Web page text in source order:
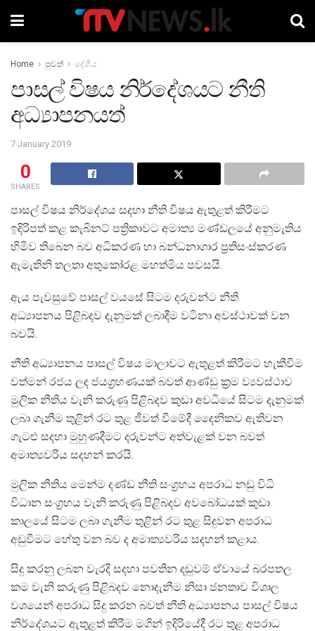
Home පුවත් දේශීය
පාසල් විෂය නිර්දේශයට නීති
අධ්‍යාපනයත්
7 January 2019
0
SHARES
පාසල් විෂය නිර්දේශය සදහා නීති විෂය ඇතුළත් කිරීමට
ඉදිරිපත් කළ කැබිනට් පත්‍රිකාවට අමාත්‍ය මණ්ඩලයේ අනුමැතිය
හිමිව තිබෙන බව අධිකරණ හා බන්ධනාගාර ප්‍රතිසංස්කරණ
ඇමැතිනි තලතා අතුකෝරළ මහත්මිය පවසයි.
ඇය පැවසුවේ පාසල් වයසේ සිටම දරුවන්ට නීති
අධ්‍යාපනය පිළිබදව දැනුමක් ලබාදීම වටිනා අවස්ථාවක් වන
බවයි.
නීති අධ්‍යාපනය පාසල් විෂය මාලාවට ඇතුළත් කිරීමට හැකීවීම
වත්මන් රජය ලද ජයග්‍රහණයක් බවත් ආණ්ඩු ක්‍රම ව්‍යවස්ථාව
මුලික නීතිය වැනි කරුණු පිළිබදව කුඩා අවධියේ සිටම දැනුමක්
ලබා ගැනීම තුළින් රට තුළ ජීවත් වීමේදී දෛනිකව ඇතිවන
ගැටළු සදහා මුහුණදීමට දරුවන්ට අත්වැළක් වන බවත්
අමාත්‍යවරිය සදහන් කරයි.
මුලික නීතිය මෙන්ම දණ්ඩ නීති සංග්‍රහය අපරාධ නඩු විධි
විධාන සංග්‍රහය වැනි කරුණු පිළිබදව අවබෝධයක් කුඩා
කාලයේ සිටම ලබා ගැනීම තුළින් රට තුළ සිදුවන අපරාධ
අඩුවීමට හේතු වන බව ද අමාත්‍යවරිය සදහන් කළාය.
සිදු කරනු ලබන වැරදි සදහා පවතින දඩුවම් ඒවායේ බරපතල
කම වැනි කරුණු පිළිබදව නොදැනීම නිසා ජනතාව විශාල
වශයෙන් අපරාධ සිදු කරන බවත් නීති අධ්‍යාපනය පාසල් විෂය
නිර්දේශයට ඇතුළත් කිරීම මගින් ඉදිරියේදී රට තුළ අපරාධ